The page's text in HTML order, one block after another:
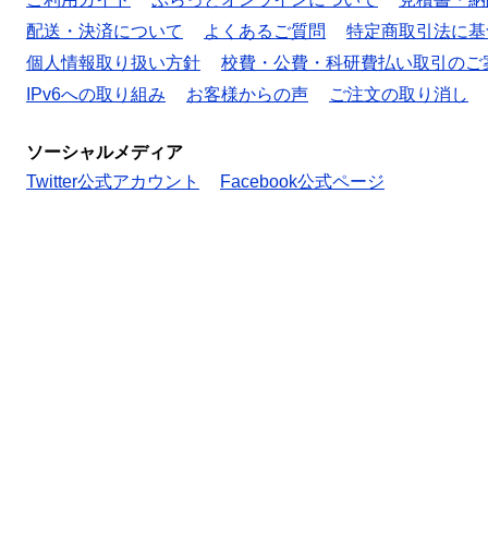
配送・決済について
よくあるご質問
特定商取引法に
個人情報取り扱い方針
校費・公費・科研費払い取引のご
IPv6への取り組み
お客様からの声 ご注文の取り消し
ソーシャルメディア
Twitter公式アカウント
Facebook公式ページ